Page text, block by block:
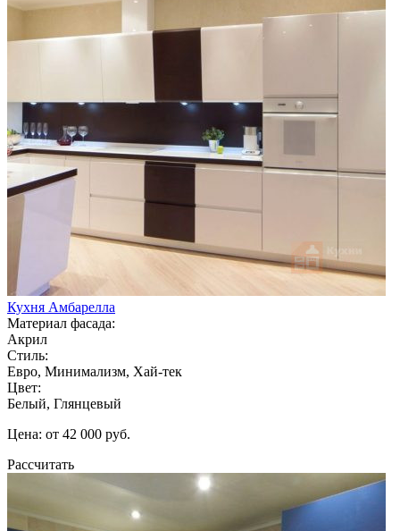
Кухня Амбарелла
Материал фасада:
Акрил
Стиль:
Евро, Минимализм, Хай-тек
Цвет:
Белый, Глянцевый
Цена: от 42 000 руб.
Рассчитать